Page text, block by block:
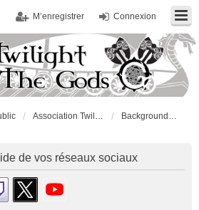
Connexion
M’enregistrer
Association Twilight of the Gods Background RolePlay
de vos réseaux sociaux